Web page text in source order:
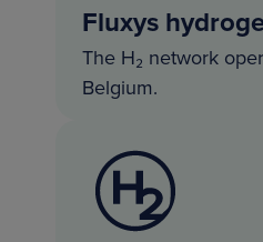
Fluxys
The H₂ network
Belgium.